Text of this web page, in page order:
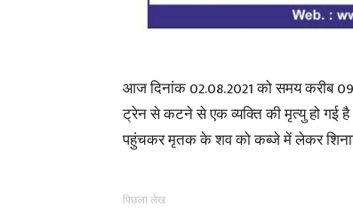
आज दिनांक 02.08.2021 को समय करीब
ट्रेन से कटने से एक व्यक्ति की मृत्यु हो गई है
पहुंचकर मृतक के शव को कब्जे में लेकर शिनाख्त
पिछला लेख